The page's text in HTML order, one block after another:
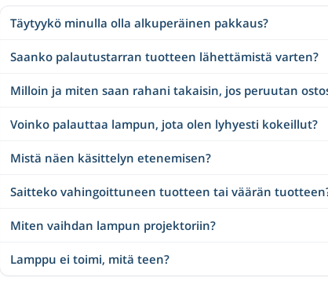
Täytyykö minulla olla alkuperäinen pakkaus?
Saanko palautustarran tuotteen lähettämistä varten?
Milloin ja miten saan rahani takaisin, jos peruutan
Voinko palauttaa lampun, jota olen lyhyesti kokeillut?
Mistä näen käsittelyn etenemisen?
Saitteko vahingoittuneen tuotteen tai väärän
Miten vaihdan lampun projektoriin?
Lamppu ei toimi, mitä teen?